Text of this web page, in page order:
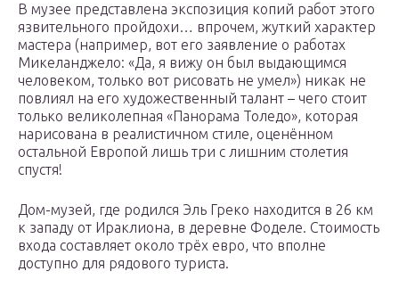
В музее представлена экспозиция копий работ этого
язвительного пройдохи… впрочем, жуткий характер
мастера (например, вот его заявление о работах
Микеланджело: «Да, я вижу он был выдающимся
человеком, только вот рисовать не умел») никак не
повлиял на его художественный талант – чего стоит
только великолепная «Панорама Толедо», которая
нарисована в реалистичном стиле, оценённом
остальной Европой лишь три с лишним столетия
спустя!
Дом-музей, где родился Эль Греко находится в 26 км
к западу от Ираклиона, в деревне Фоделе. Стоимость
входа составляет около трёх евро, что вполне
доступно для рядового туриста.